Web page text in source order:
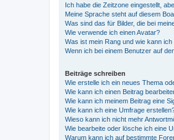
Ich habe die Zeitzone eingestellt,
Meine Sprache steht auf diesem
Was sind das für Bilder, die bei
Wie verwende ich einen Avatar?
Was ist mein Rang und wie kann ich
Wenn ich bei einem Benutzer auf
Beiträge schreiben
Wie erstelle ich ein neues Thema
Wie kann ich einen Beitrag
Wie kann ich meinem Beitrag eine
Wie kann ich eine Umfrage
Wieso kann ich nicht mehr
Wie bearbeite oder lösche ich eine
Warum kann ich auf bestimmte